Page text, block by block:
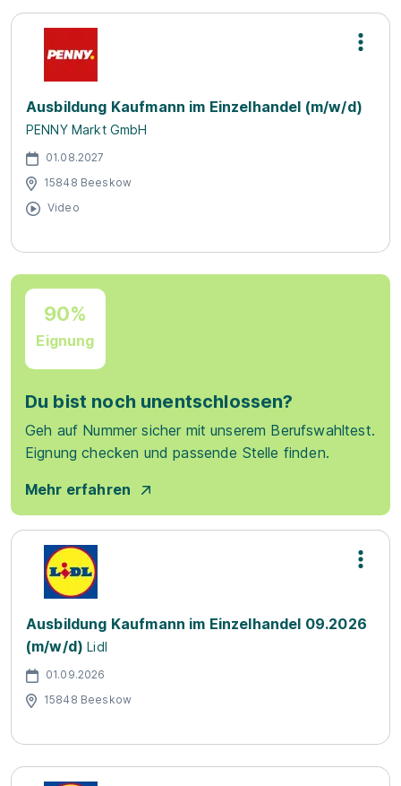
Ausbildung Kaufmann im Einzelhandel (m/w/d)
PENNY Markt GmbH
01.08.2027
15848 Beeskow
Video
90%
Eignung
Du bist noch unentschlossen?
Geh auf Nummer sicher mit unserem Berufswahltest.
Eignung checken und passende Stelle finden.
Mehr erfahren
Ausbildung Kaufmann im Einzelhandel 09.2026
(m/w/d) Lidl
01.09.2026
15848 Beeskow